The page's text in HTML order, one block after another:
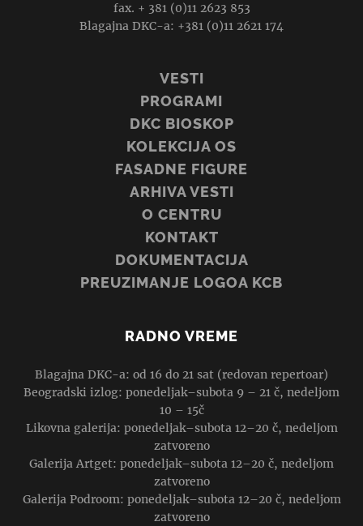
fax. + 381 (0)11 2623 853
Blagajna DKC-a: +381 (0)11 2621 174
VESTI
PROGRAMI
DKC BIOSKOP
KOLEKCIJA OS
FASADNE FIGURE
ARHIVA VESTI
O CENTRU
KONTAKT
DOKUMENTACIJA
PREUZIMANJE LOGOA KCB
RADNO VREME
Blagajna DKC-a: od 16 do 21 sat (redovan repertoar)
Beogradski izlog: ponedeljak–subota 9 – 21 č, nedeljom
10 – 15č
Likovna galerija: ponedeljak–subota 12–20 č, nedeljom
zatvoreno
Galerija Artget: ponedeljak–subota 12–20 č, nedeljom
zatvoreno
Galerija Podroom: ponedeljak–subota 12–20 č, nedeljom
zatvoreno